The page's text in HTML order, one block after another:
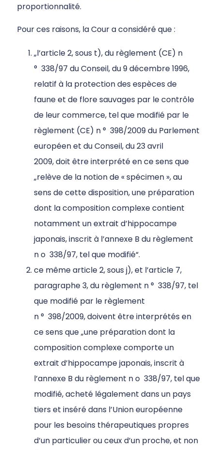
proportionnalité.
Pour ces raisons, la Cour a considéré que :
„l’article 2, sous t), du règlement (CE) n
° 338/97 du Conseil, du 9 décembre 1996,
relatif à la protection des espèces de
faune et de flore sauvages par le contrôle
de leur commerce, tel que modifié par le
règlement (CE) n° 398/2009 du Parlement
européen et du Conseil, du 23 avril
2009,doit être interprété en ce sens que
„relève de la notion de « spécimen », au
sens de cette disposition, une préparation
dont la composition complexe contient
notamment un extrait d’hippocampe
japonais, inscrit à l’annexe B du règlement
no 338/97, tel que modifié“.
ce même article 2, sous j), et l’article 7,
paragraphe 3, du règlement n° 338/97, tel
que modifié par le règlement
n° 398/2009,doivent être interprétés en
ce sens que „une préparation dont la
composition complexe comporte un
extrait d’hippocampe japonais, inscrit à
l’annexe B du règlement no 338/97, tel que
modifié, acheté légalement dans un pays
tiers et inséré dans l’Union européenne
pour les besoins thérapeutiques propres
d’un particulier ou ceux d’un proche, et non